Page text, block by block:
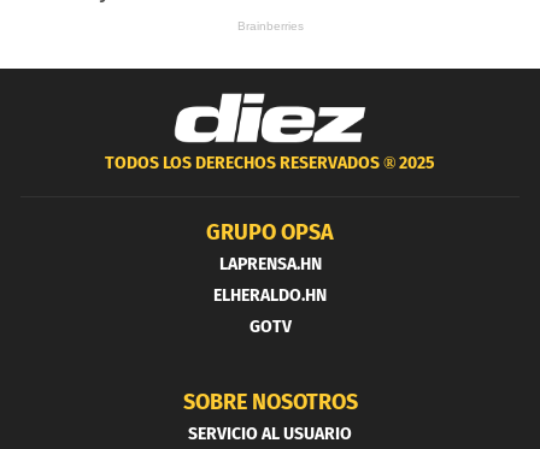
TODOS LOS DERECHOS RESERVADOS ®2025
GRUPO OPSA
LAPRENSA.HN
ELHERALDO.HN
GOTV
SOBRE NOSOTROS
SERVICIO AL USUARIO